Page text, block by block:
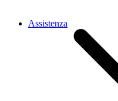
Assistenza